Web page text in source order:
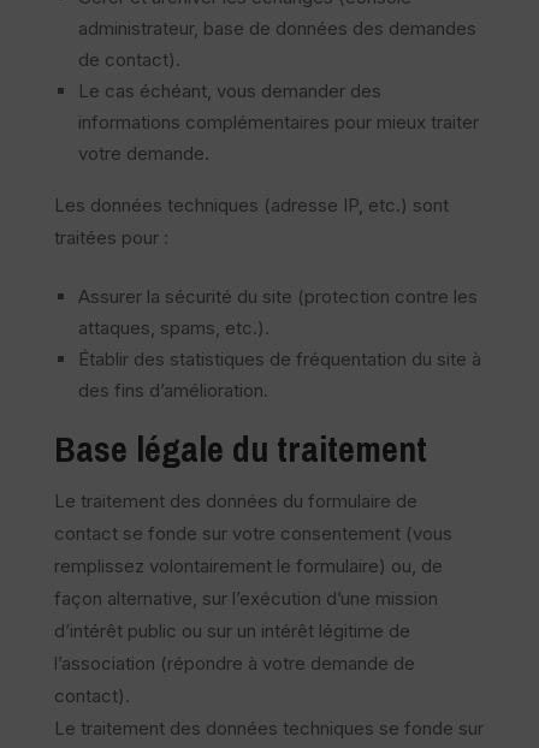
administrateur, base de données des demandes
de contact).
Le cas échéant, vous demander des
informations complémentaires pour mieux traiter
votre demande.
Les données techniques (adresse IP, etc.) sont
traitées pour :
Assurer la sécurité du site (protection contre les
attaques, spams, etc.).
Établir des statistiques de fréquentation du site à
des fins d’amélioration.
Base légale du traitement
Le traitement des données du formulaire de
contact se fonde sur votre consentement (vous
remplissez volontairement le formulaire) ou, de
façon alternative, sur l’exécution d’une mission
d’intérêt public ou sur un intérêt légitime de
l’association (répondre à votre demande de
contact).
Le traitement des données techniques se fonde sur